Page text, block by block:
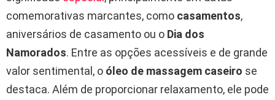
comemorativas marcantes, como casamentos,
aniversários de casamento ou o Dia dos
Namorados. Entre as opções acessíveis e de grande
valor sentimental, o óleo de massagem caseiro se
destaca. Além de proporcionar relaxamento, ele pode